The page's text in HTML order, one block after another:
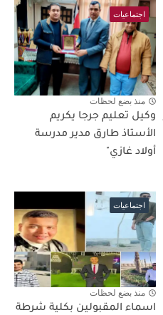
اجتماعيات
منذ بضع لحظات
وكيل تعليم جرجا يكريم
الأستاذ طارق مدير مدرسة
أولاد غازي"
اجتماعيات
منذ بضع لحظات
اسماء المقبولين بكلية شرطة